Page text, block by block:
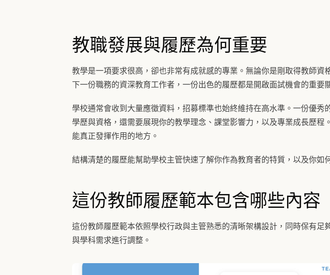
教職發展與履歷為何重要
教學是一項要求很高，卻也非常有成就感的專業。無論你是剛取得教師資
下一份職務的資深教育工作者，一份出色的履歷都是開啟面試機會的重要
學校通常會收到大量應徵資料，招募標準也始終維持在高水準。一份優秀
學歷與資格，還需要展現你的教學理念、課堂影響力，以及專業成長歷程
能真正發揮作用的地方。
結構清楚的履歷能幫助學校主管快速了解你作為教育者的特質，以及你如
這份教師履歷範本包含哪些內容
這份教師履歷範本依照學校行政與主管熟悉的清晰架構設計，同時保有足
與學科需求進行調整。